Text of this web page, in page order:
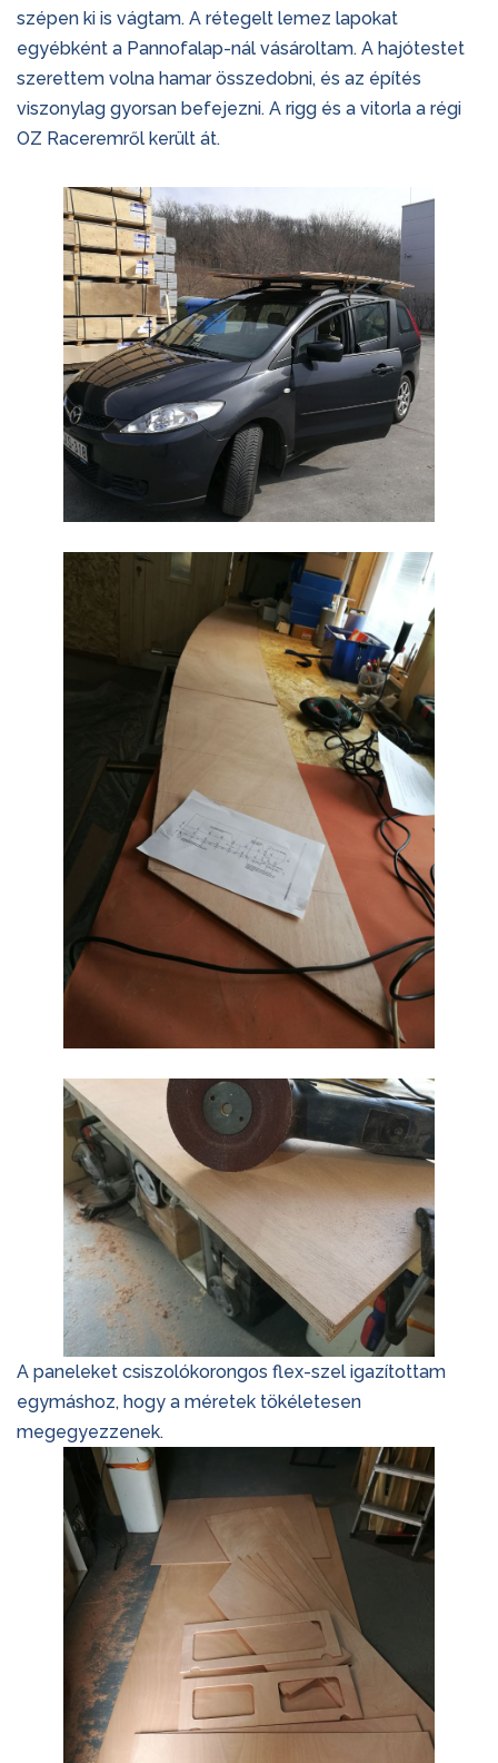
szépen ki is vágtam. A rétegelt lemez lapokat
egyébként a Pannofalap-nál vásároltam. A hajótestet
szerettem volna hamar összedobni, és az építés
viszonylag gyorsan befejezni. A rigg és a vitorla a régi
OZ Raceremről került át.
A paneleket csiszolókorongos flex-szel igazítottam
egymáshoz, hogy a méretek tökéletesen
megegyezzenek.